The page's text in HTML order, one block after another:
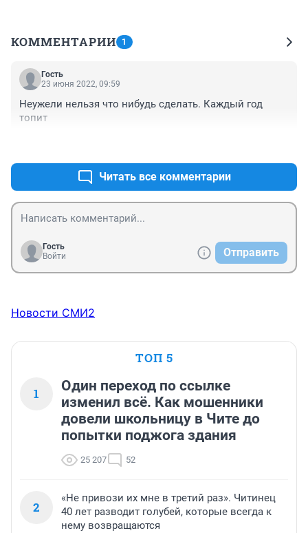
КОММЕНТАРИИ 1
Гость
23 июня 2022, 09:59
Неужели нельзя что нибудь сделать. Каждый год
топит
Читать все комментарии
Гость
Войти
Отправить
Новости СМИ2
ТОП 5
1
Один переход по ссылке
изменил всё. Как мошенники
довели школьницу в Чите до
попытки поджога здания
25 207 52
2
«Не привози их мне в третий раз». Читинец
40 лет разводит голубей, которые всегда к
нему возвращаются